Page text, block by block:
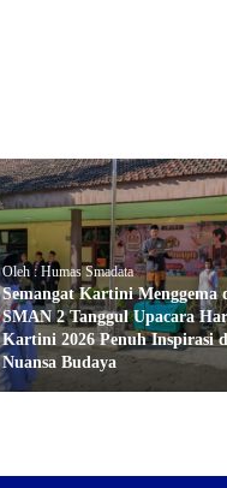
Oleh : Humas Smadata
Semangat Kartini Menggema
SMAN 2 Tanggul Upacara
Kartini 2026 Penuh Inspirasi
Nuansa Budaya